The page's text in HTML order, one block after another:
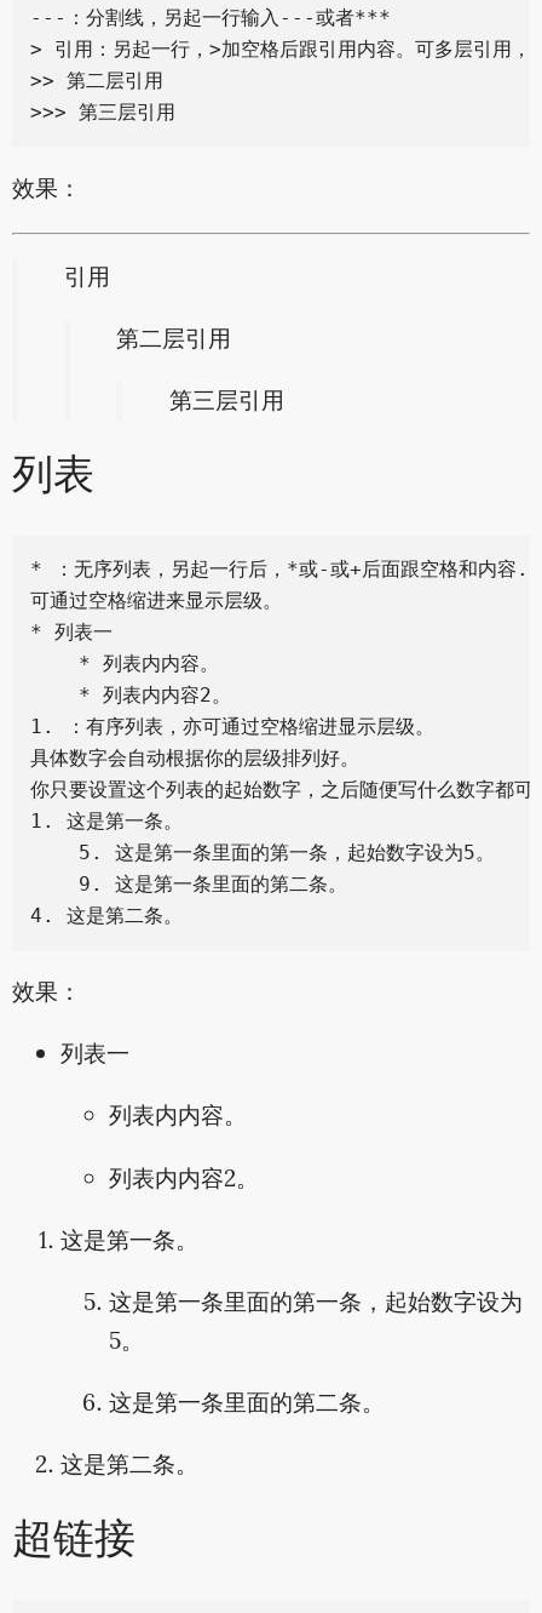
---：分割线，另起一行输入---或者***
> 引用：另起一行，>加空格后跟引用内容。可多层引用，
>> 第二层引用
效果：
引用
第二层引用
第三层引用
列表
* ：无序列表，另起一行后，*或-或+后面跟空格和内容.
可通过空格缩进来显示层级。
* 列表一
    * 列表内内容。
    * 列表内内容2。
1. ：有序列表，亦可通过空格缩进显示层级。
具体数字会自动根据你的层级排列好。
你只要设置这个列表的起始数字，之后随便写什么数字都可
1. 这是第一条。
    5. 这是第一条里面的第一条，起始数字设为5。
    9. 这是第一条里面的第二条。
效果：
列表一
列表内内容。
列表内内容2。
这是第一条。
这是第一条里面的第一条，起始数字设为
5。
这是第一条里面的第二条。
这是第二条。
超链接